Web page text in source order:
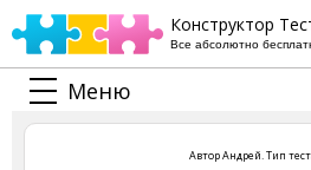
Конструктор
Все абсолютно
Меню
АвторАндрей. Тип